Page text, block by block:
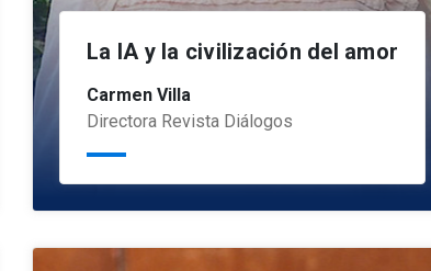
La IA y la civilización del amor
Carmen Villa
Directora Revista Diálogos